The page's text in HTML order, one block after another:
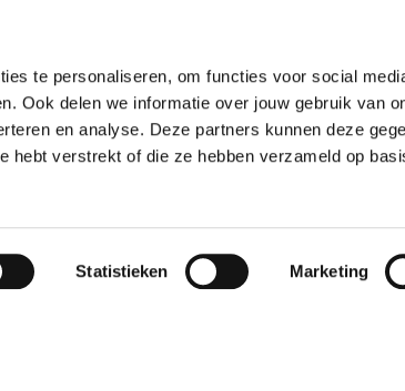
te personaliseren, om functies voor social
Ook delen we informatie over jouw gebruik van
en analyse. Deze partners kunnen deze
hebt verstrekt of die ze hebben verzameld op
Statistieken Marketing
Folders en aanbiedingen
Walibi digitaal sparen
Garantie Leifheit
Garantie Tefal